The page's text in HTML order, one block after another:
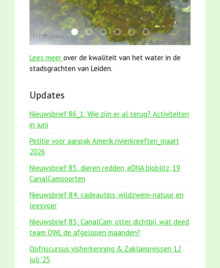
mei2021 1 snoekje elly
karper met kattenklimtouw
jun2021 28 brasem en rietvoorns
smoelenboek fifi en karper
mei2021jun2021 zaklv 5
Lees meer over de kwaliteit van het water in de
stadsgrachten van Leiden.
Updates
Nieuwsbrief 86_1: Wie zijn er al terug? Activiteiten
in juni
Petitie voor aanpak Amerik.rivierkreeften_maart
2026
Nieuwsbrief 85: dieren redden, eDNA bioblitz, 19
CanalCamsoorten
Nieuwsbrief 84: cadeautips, wildzwem-natuur en
leesvoer
Nieuwsbrief 83: CanalCam, otter dichtbij, wat deed
team OWL de afgelopen maanden?
Opfriscursus visherkenning & Zaklampvissen 12
juli '25